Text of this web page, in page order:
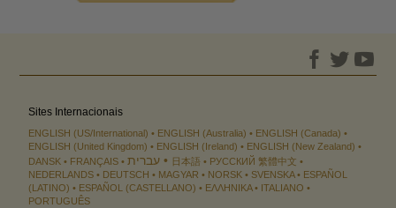
Sites Internacionais
ENGLISH (US/International) ENGLISH (Australia)
ENGLISH (Canada)
ENGLISH (United Kingdom)
ENGLISH (Ireland)
ENGLISH (New Zealand)
DANSK
FRANÇAIS עברית 日本語 РУССКИЙ 繁體中文
NEDERLANDS
DEUTSCH MAGYAR NORSK SVENSKA
ESPAÑOL
(LATINO)
ESPAÑOL (CASTELLANO) ΕΛΛΗΝΙΚA
ITALIANO
PORTUGUÊS